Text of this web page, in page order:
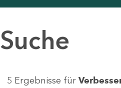
Suche
5 Ergebnisse für